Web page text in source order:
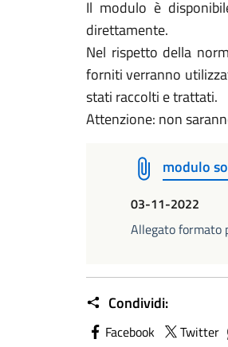
Il modulo è
direttamente.
Nel rispetto della
forniti verranno
stati raccolti e trattati.
Attenzione: non
modulo
03-11-2022
Allegato formato
Condividi:
Facebook Twitter